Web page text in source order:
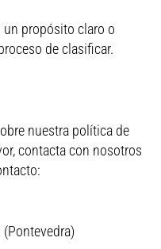
propósito claro o
de clasificar.
nuestra política de
contacta con nosotros